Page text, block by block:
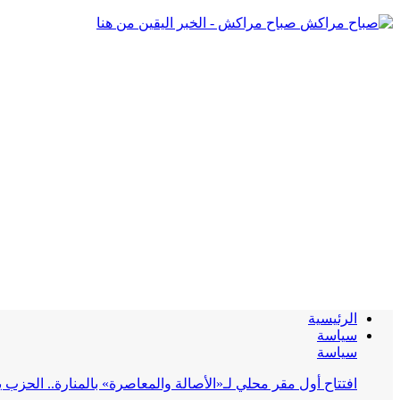
صباح مراكش - الخبر اليقين من هنا
الرئيسية
سياسة
سياسة
افتتاح أول مقر محلي لـ«الأصالة والمعاصرة» بالمنارة..